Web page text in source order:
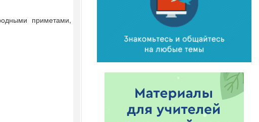
приметами,